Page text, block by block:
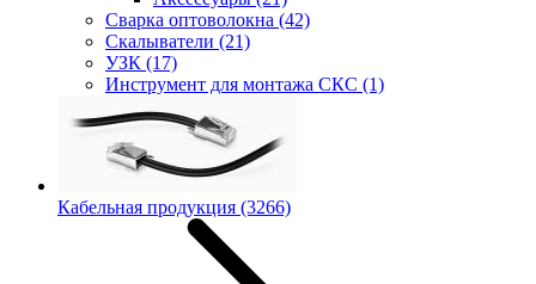
Сварка оптоволокна (42)
Скалыватели (21)
УЗК (17)
Инструмент для монтажа СКС (1)
Кабельная продукция (3266)